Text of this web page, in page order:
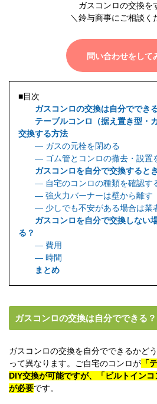
ガスコンロの交換を
＼鈴与商事にご相談く
問い合わせをして
■目次
ガスコンロの交換は自分ででき
テーブルコンロ（据え置き型・
交換する方法
― ガスの元栓を閉める
― ゴム管とコンロの撤去・設置
ガスコンロを自分で交換すると
― 自宅のコンロの種類を確認す
― 強火力バーナーは壁から離す
― 少しでも不安がある場合は業
ガスコンロを自分で交換しない
る？
― 費用
― 時間
まとめ
ガスコンロの交換は自分でできる？
ガスコンロの交換を自分でできるかど
って異なります。ご自宅のコンロが 「
DIY交換が可能ですが、「ビルトイン
が必要です。